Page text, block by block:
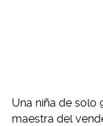
Una niña de solo
maestra del